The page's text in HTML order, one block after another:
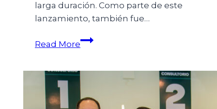
larga duración. Como parte de este
lanzamiento, también fue…
Read More